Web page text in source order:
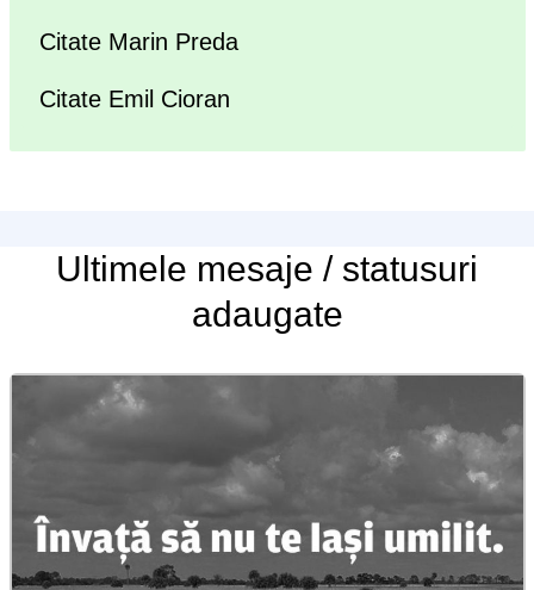
Citate Marin Preda
Citate Emil Cioran
Ultimele mesaje / statusuri
adaugate